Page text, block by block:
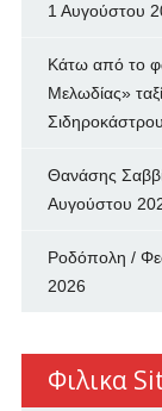
1 Αυγούστου
Κάτω από το
Μελωδίας»
Θανάσης
Αυγούστου
Ροδόπολη /
2026
Φιλικα